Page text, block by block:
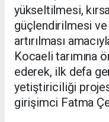
yükseltilmesi,
güçlendirilmesi
artırılması
Kocaeli tarımına
ederek, ilk defa
yetiştiriciliği
girişimci Fatma